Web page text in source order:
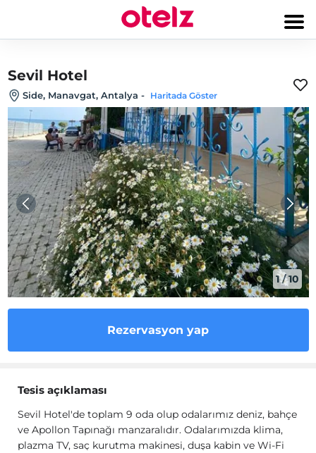
Sevil Hotel
Side, Manavgat, Antalya - Haritada Göster
1/10
Rezervasyon yap
Tesis açıklaması
Sevil Hotel'de toplam 9 oda olup odalarımız deniz, bahçe
ve Apollon Tapınağı manzaralıdır. Odalarımızda klima,
plazma TV, saç kurutma makinesi, duşa kabin ve Wi-Fi